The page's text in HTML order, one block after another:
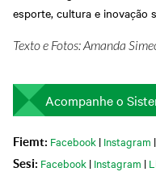
esporte, cultura e inovação
Texto e Fotos: Amanda
Acompanhe o
Fiemt: Facebook | Instagram |
Sesi: Facebook | Instagram |